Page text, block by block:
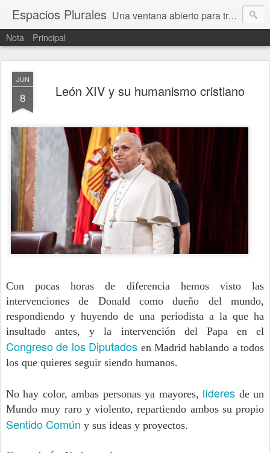
Espacios Plurales Una ventana abierto para tratar problemas que nos afectan a todxs. Temas sociales, educación, cultura, economía, política, derechos, calidad de vida. Estamos gobernados, pero queremos una calidad mayor en la política.
Nota Principal
JUN
8 León XIV y su humanismo cristiano
Con pocas horas de diferencia hemos visto las
intervenciones de Donald como dueño del mundo,
respondiendo y huyendo de una periodista a la que ha
insultado antes, y la intervención del Papa en el
Congreso de los Diputados en Madrid hablando a todos
los que quieres seguir siendo humanos.
No hay color, ambas personas ya mayores, líderes de un
Mundo muy raro y violento, repartiendo ambos su propio
Sentido Común y sus ideas y proyectos.